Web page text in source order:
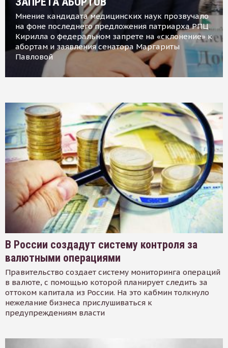
Мнение кандидата медицинских наук прозвучало
на фоне последнего предложения патриарха РПЦ
Кирилла о федеральном запрете на «склонение» к
абортам и заявления сенатора Маргариты
Павловой
В России создадут систему контроля за
валютными операциями
Правительство создает систему мониторинга операций
в валюте, с помощью которой планирует следить за
оттоком капитала из России. На это кабмин толкнуло
нежелание бизнеса прислушиваться к
предупреждениям власти